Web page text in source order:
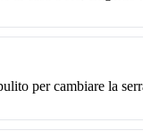
per cambiare la